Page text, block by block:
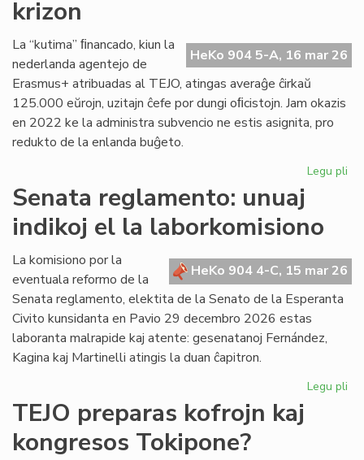
krizon
HeKo 904 5-A, 16 mar 26
La “kutima” ﬁnancado, kiun la
nederlanda agentejo de
Erasmus+ atribuadas al TEJO, atingas averaĝe ĉirkaŭ
125.000 eŭrojn, uzitajn ĉefe por dungi oﬁcistojn. Jam okazis
en 2022 ke la administra subvencio ne estis asignita, pro
redukto de la enlanda buĝeto.
Legu pli
Senata reglamento: unuaj
indikoj el la laborkomisiono
HeKo 904 4-C, 15 mar 26
La komisiono por la
eventuala reformo de la
Senata reglamento, elektita de la Senato de la Esperanta
Civito kunsidanta en Pavio 29 decembro 2026 estas
laboranta malrapide kaj atente: gesenatanoj Fernández,
Kagina kaj Martinelli atingis la duan ĉapitron.
Legu pli
TEJO preparas kofrojn kaj
kongresos Tokipone?